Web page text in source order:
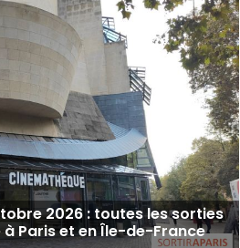
2026 : toutes les sorties
Paris et en Île-de-France